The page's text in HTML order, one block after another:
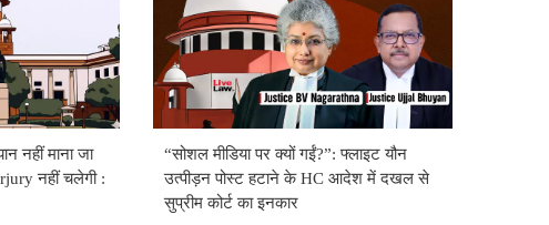
नहीं माना जा
नहीं चलेगी :
“सोशल मीडिया पर क्यों गईं?”: फ्लाइट यौन
उत्पीड़न पोस्ट हटाने के HC आदेश में दखल से
सुप्रीम कोर्ट का इनकार